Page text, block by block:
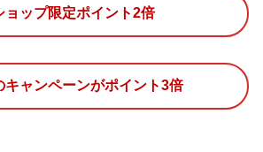
ョップ限定ポイント2倍
キャンペーンがポイント3倍